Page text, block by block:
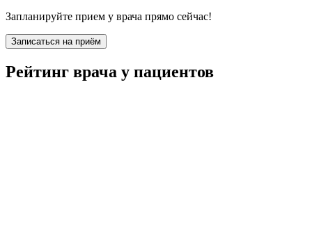
Запланируйте прием у врача прямо сейчас!
Записаться на приём
Рейтинг врача у пациентов